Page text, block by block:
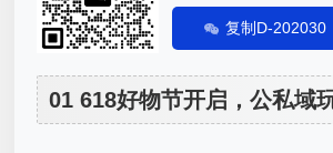
复制D-202030
01 618好物节开启，公私域